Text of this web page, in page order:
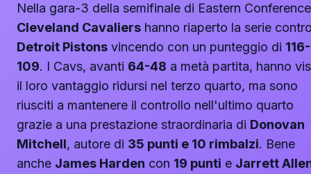
Nella gara-3 della semifinale di Eastern
Cleveland Cavaliers hanno riaperto la serie
Detroit Pistons vincendo con un punteggio di 116-
109. I Cavs, avanti 64-48 a metà partita, hanno
il loro vantaggio ridursi nel terzo quarto, ma sono
riusciti a mantenere il controllo nell'ultimo quarto
grazie a una prestazione straordinaria di Donovan
Mitchell, autore di 35 punti e 10 rimbalzi. Bene
anche James Harden con 19 punti e Jarrett